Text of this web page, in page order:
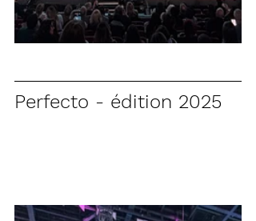
Perfecto - édition 2025